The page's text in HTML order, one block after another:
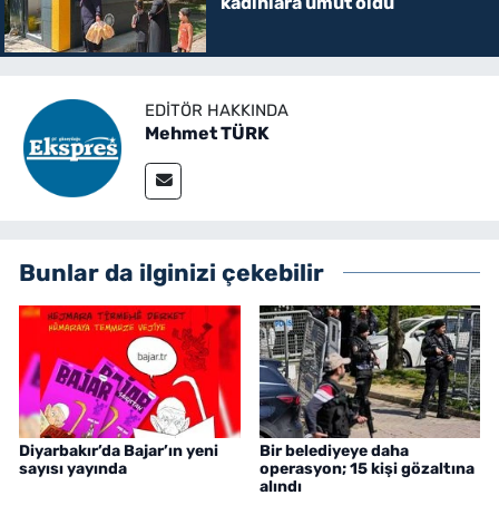
EDITÖR HAKKINDA
Mehmet TÜRK
Bunlar da ilginizi çekebilir
Diyarbakır’da Bajar’ın yeni
sayısı yayında
Bir belediyeye daha
operasyon; 15 kişi gözaltına
alındı